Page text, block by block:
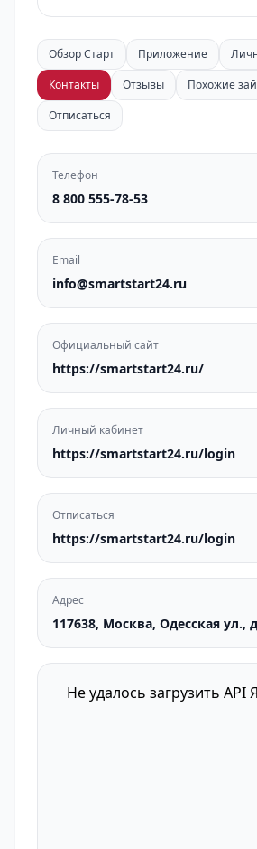
Обзор Старт Приложение
Контакты
Отзывы
Похожие
Отписаться
Телефон
8 800 555-78-53
Email
info@smartstart24.ru
Официальный сайт
https://smartstart24.ru/
Личный кабинет
https://smartstart24.ru/login
Отписаться
https://smartstart24.ru/login
Адрес
117638, Москва, Одесская
Не удалось загрузить API